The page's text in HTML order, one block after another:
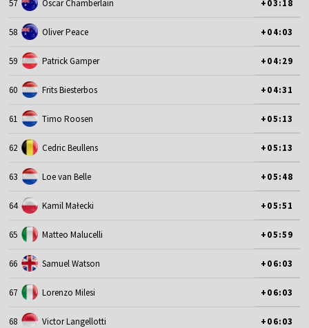
57 Oscar Chamberlain +03:18
58 Oliver Peace +04:03
59 Patrick Gamper +04:29
60 Frits Biesterbos +04:31
61 Timo Roosen +05:13
62 Cedric Beullens +05:13
63 Loe van Belle +05:48
64 Kamil Małecki +05:51
65 Matteo Malucelli +05:59
66 Samuel Watson +06:03
67 Lorenzo Milesi +06:03
68 Victor Langellotti +06:03